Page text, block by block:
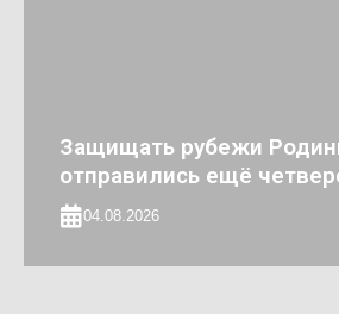
Защищать рубежи
отправились ещё
04.08.2026